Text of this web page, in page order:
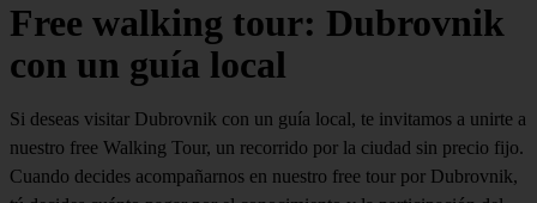
Free walking tour: Dubrovnik
con un guía local
Si deseas visitar Dubrovnik con un guía local, te invitamos a unirte a
nuestro free Walking Tour, un recorrido por la ciudad sin precio fijo.
Cuando decides acompañarnos en nuestro free tour por Dubrovnik,